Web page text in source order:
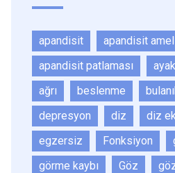
apandisit
apandisit
apandisit patlaması
ayak
ağrı
beslenme
depresyon
diz diz
egzersiz
Fonksiyon
görme kaybı
Göz